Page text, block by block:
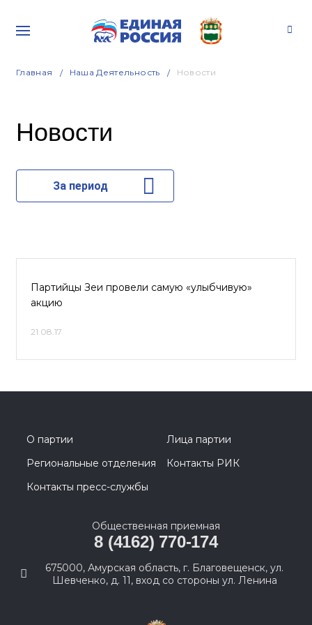
Главная Наша Деятельность Новости
Новости
За период
Партийцы Зеи провели самую «улыбчивую»
акцию
21.08.17
О партии
Лица партии
Региональные отделения
Контакты РИК
Контакты пресс-службы
Общественная приемная
8 (4162) 770-174
675000, Амурская область, г. Благовещенск, ул.
Шевченко, д. 11, вход со стороны ул. Ленина